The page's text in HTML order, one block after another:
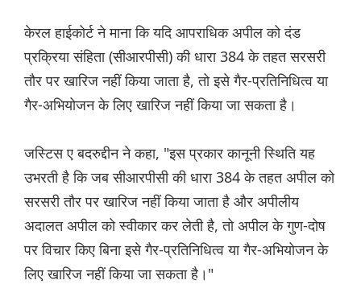
केरल हाईकोर्ट ने माना कि यदि आपराधिक अपील को दंड
प्रक्रिया संहिता (सीआरपीसी) की धारा 384 के तहत सरसरी
तौर पर खारिज नहीं किया जाता है, तो इसे गैर-प्रतिनिधित्व या
गैर-अभियोजन के लिए खारिज नहीं किया जा सकता है।
जस्टिस ए बदरुद्दीन ने कहा, "इस प्रकार कानूनी स्थिति यह
उभरती है कि जब सीआरपीसी की धारा 384 के तहत अपील को
सरसरी तौर पर खारिज नहीं किया जाता है और अपीलीय
अदालत अपील को स्वीकार कर लेती है, तो अपील के गुण-दोष
पर विचार किए बिना इसे गैर-प्रतिनिधित्व या गैर-अभियोजन के
लिए खारिज नहीं किया जा सकता है।"